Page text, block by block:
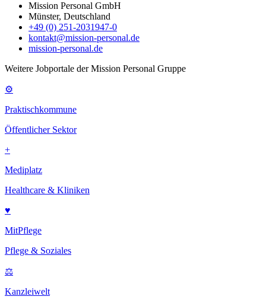
Mission Personal GmbH
Münster, Deutschland
+49 (0) 251-2031947-0
kontakt@mission-personal.de
mission-personal.de
Weitere Jobportale der Mission Personal Gruppe
⚙
Praktischkommune
Öffentlicher Sektor
+
Mediplatz
Healthcare & Kliniken
♥
MitPflege
Pflege & Soziales
⚖
Kanzleiwelt